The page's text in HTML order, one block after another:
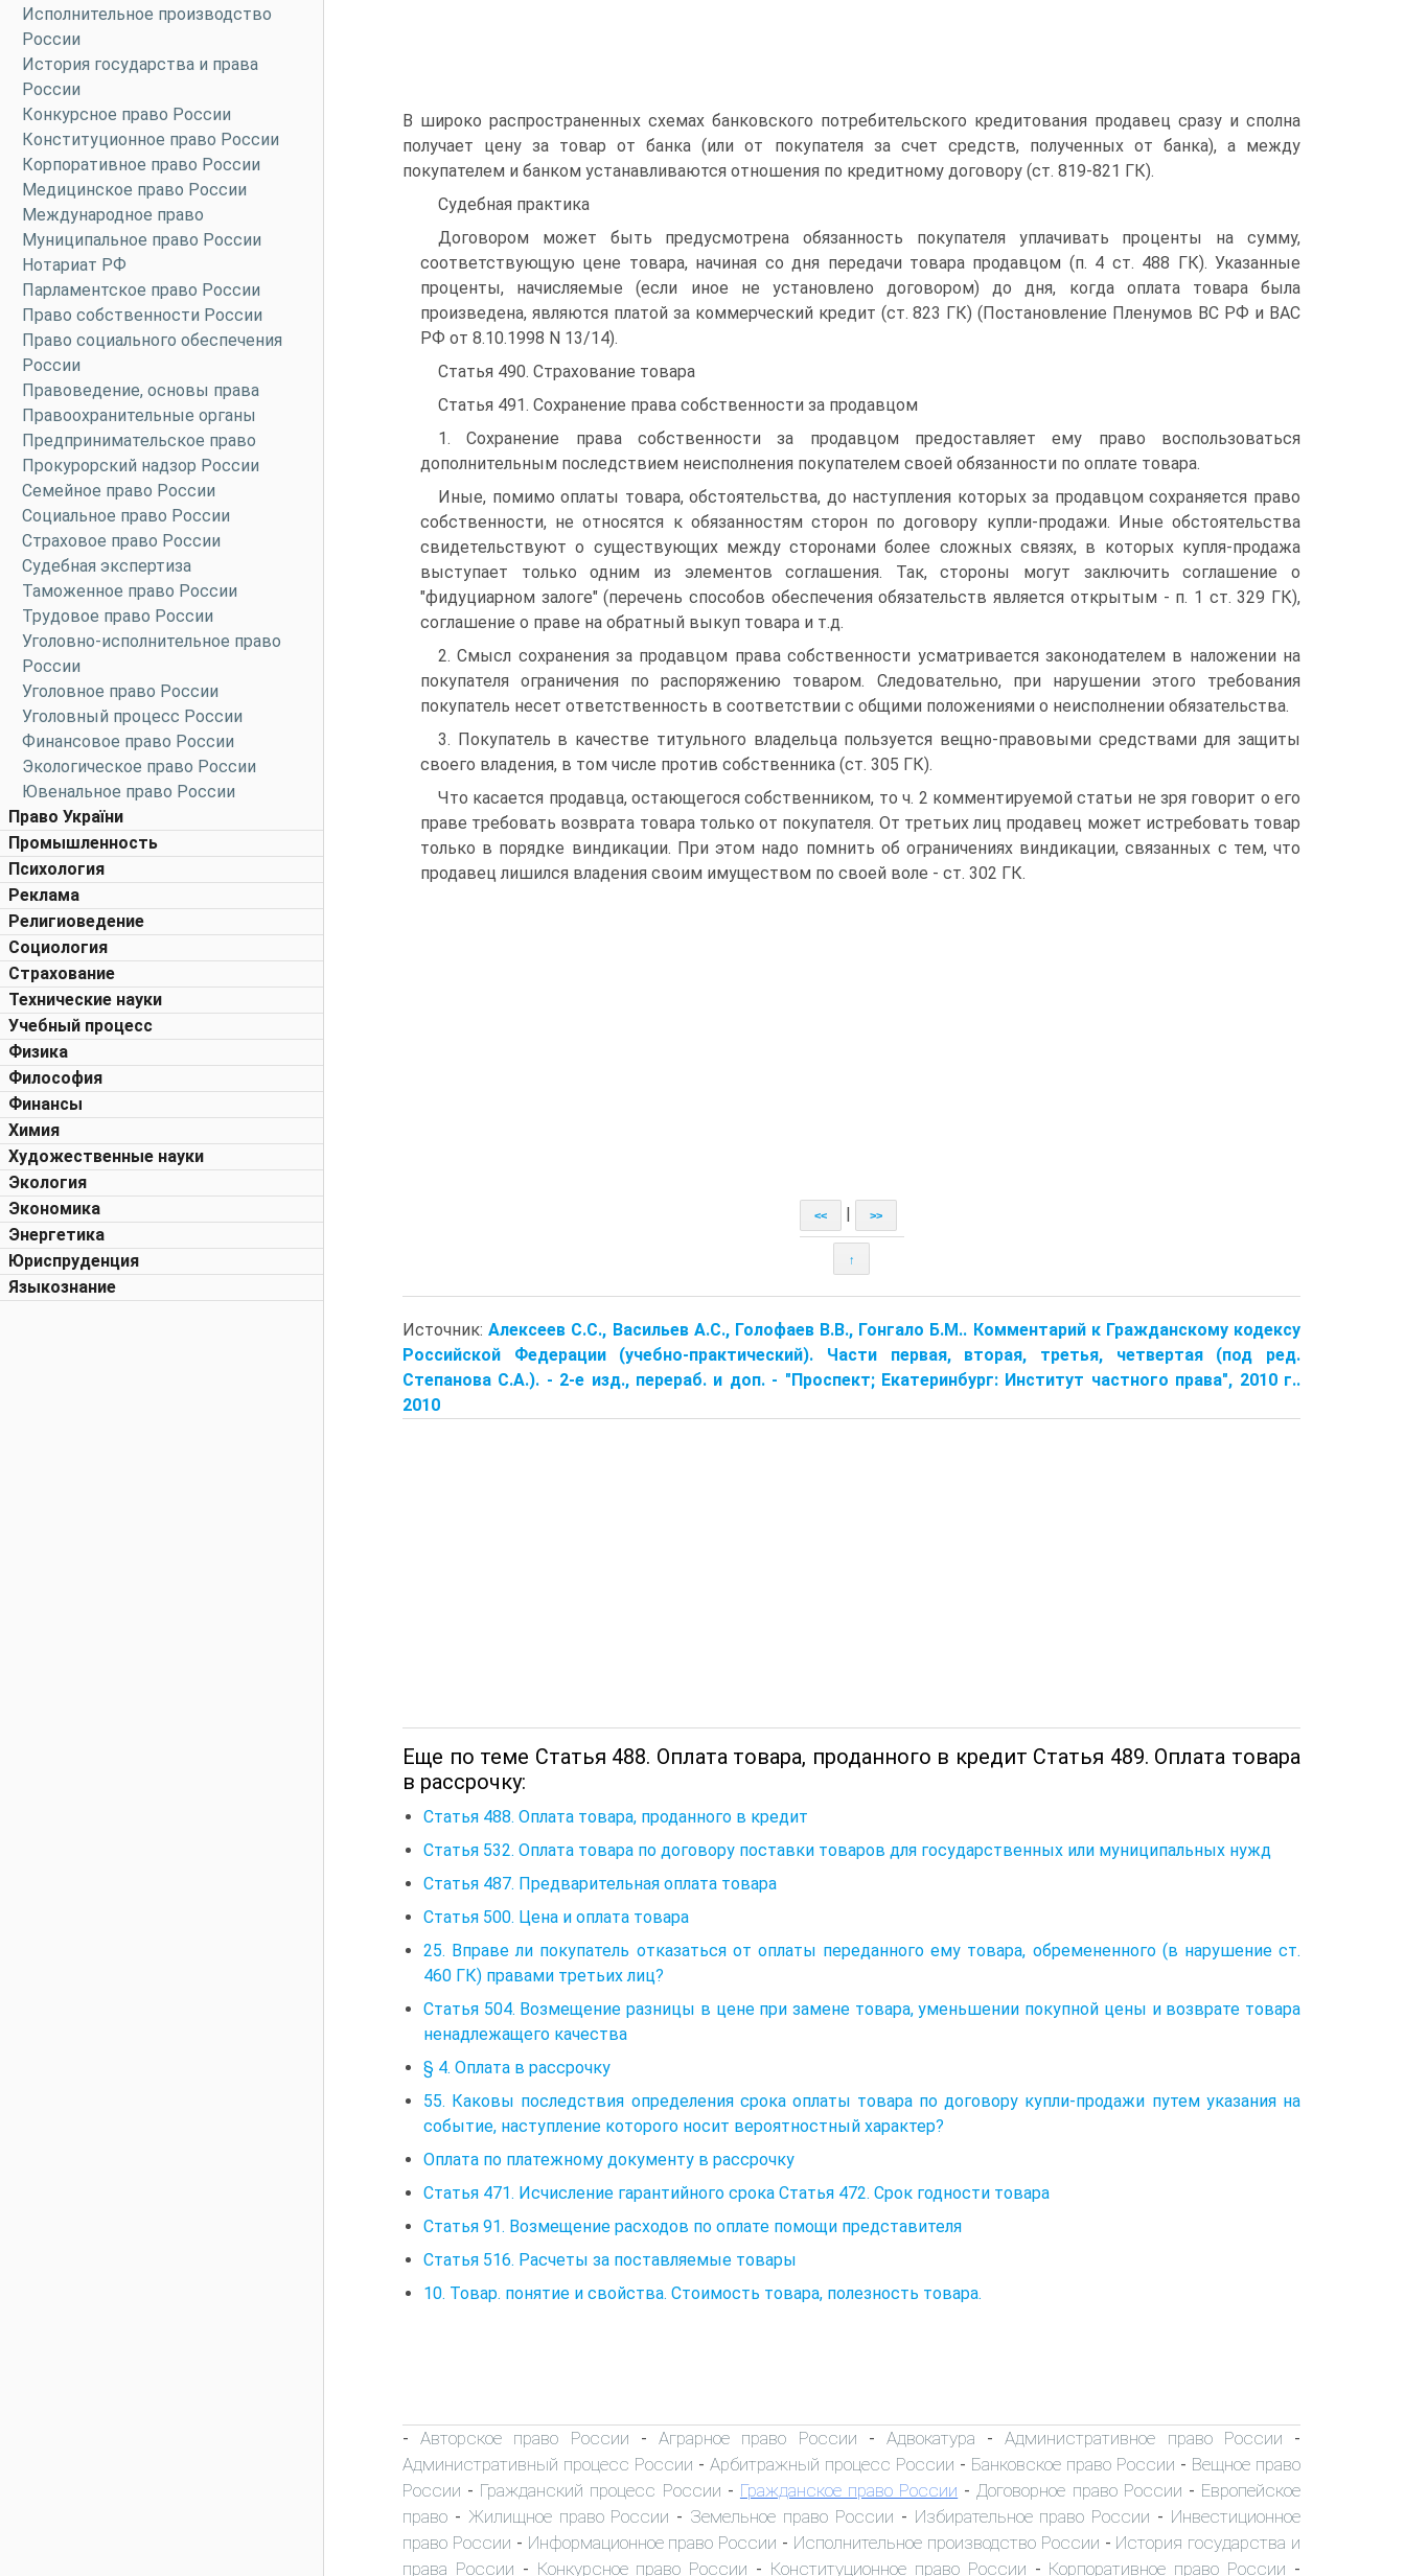
Исполнительное производство
России
История государства и права
России
Конкурсное право России
Конституционное право России
Корпоративное право России
Медицинское право России
Международное право
Муниципальное право России
Нотариат РФ
Парламентское право России
Право собственности России
Право социального обеспечения
России
Правоведение, основы права
Правоохранительные органы
Предпринимательское право
Прокурорский надзор России
Семейное право России
Социальное право России
Страховое право России
Судебная экспертиза
Таможенное право России
Трудовое право России
Уголовно-исполнительное право
России
Уголовное право России
Уголовный процесс России
Финансовое право России
Экологическое право России
Ювенальное право России
Право України
Промышленность
Психология
Реклама
Религиоведение
Социология
Страхование
Технические науки
Учебный процесс
Физика
Философия
Финансы
Химия
Художественные науки
Экология
Экономика
Энергетика
Юриспруденция
Языкознание
В широко распространенных схемах банковского потребительского кредитования продавец сразу и сполна
получает цену за товар от банка (или от покупателя за счет средств, полученных от банка), а между
покупателем и банком устанавливаются отношения по кредитному договору (ст. 819-821 ГК).
Судебная практика
Договором может быть предусмотрена обязанность покупателя уплачивать проценты на сумму,
соответствующую цене товара, начиная со дня передачи товара продавцом (п. 4 ст. 488 ГК). Указанные
проценты, начисляемые (если иное не установлено договором) до дня, когда оплата товара была
произведена, являются платой за коммерческий кредит (ст. 823 ГК) (Постановление Пленумов ВС РФ и ВАС
РФ от 8.10.1998 N 13/14).
Статья 490. Страхование товара
Статья 491. Сохранение права собственности за продавцом
1. Сохранение права собственности за продавцом предоставляет ему право воспользоваться
дополнительным последствием неисполнения покупателем своей обязанности по оплате товара.
Иные, помимо оплаты товара, обстоятельства, до наступления которых за продавцом сохраняется право
собственности, не относятся к обязанностям сторон по договору купли-продажи. Иные обстоятельства
свидетельствуют о существующих между сторонами более сложных связях, в которых купля-продажа
выступает только одним из элементов соглашения. Так, стороны могут заключить соглашение о
"фидуциарном залоге" (перечень способов обеспечения обязательств является открытым - п. 1 ст. 329 ГК),
соглашение о праве на обратный выкуп товара и т.д.
2. Смысл сохранения за продавцом права собственности усматривается законодателем в наложении на
покупателя ограничения по распоряжению товаром. Следовательно, при нарушении этого требования
покупатель несет ответственность в соответствии с общими положениями о неисполнении обязательства.
3. Покупатель в качестве титульного владельца пользуется вещно-правовыми средствами для защиты
своего владения, в том числе против собственника (ст. 305 ГК).
Что касается продавца, остающегося собственником, то ч. 2 комментируемой статьи не зря говорит о его
праве требовать возврата товара только от покупателя. От третьих лиц продавец может истребовать товар
только в порядке виндикации. При этом надо помнить об ограничениях виндикации, связанных с тем, что
продавец лишился владения своим имуществом по своей воле - ст. 302 ГК.
<< >>
↑
Источник:Алексеев С.С., Васильев А.С., Голофаев В.В., Гонгало Б.М.. Комментарий к Гражданскому кодексу
Российской Федерации (учебно-практический). Части первая, вторая, третья, четвертая (под ред.
Степанова С.А.). - 2-е изд., перераб. и доп. - "Проспект; Екатеринбург: Институт частного права", 2010 г..
2010
Еще по теме Статья 488. Оплата товара, проданного в кредит Статья 489. Оплата товара
в рассрочку:
Статья 488. Оплата товара, проданного в кредит
Статья 532. Оплата товара по договору поставки товаров для государственных или муниципальных нужд
Статья 487. Предварительная оплата товара
Статья 500. Цена и оплата товара
25. Вправе ли покупатель отказаться от оплаты переданного ему товара, обремененного (в нарушение ст.
460 ГК) правами третьих лиц?
Статья 504. Возмещение разницы в цене при замене товара, уменьшении покупной цены и возврате товара
ненадлежащего качества
§ 4. Оплата в рассрочку
55. Каковы последствия определения срока оплаты товара по договору купли-продажи путем указания на
событие, наступление которого носит вероятностный характер?
Оплата по платежному документу в рассрочку
Статья 471. Исчисление гарантийного срока Статья 472. Срок годности товара
Статья 91. Возмещение расходов по оплате помощи представителя
Статья 516. Расчеты за поставляемые товары
10. Товар. понятие и свойства. Стоимость товара, полезность товара.
-Авторское право России -Аграрное право России - Адвокатура -Административное право России -
Административный процесс России - Арбитражный процесс России - Банковское право России - Вещное право
России - Гражданский процесс России - Гражданское право России - Договорное право России - Европейское
право - Жилищное право России - Земельное право России - Избирательное право России - Инвестиционное
право России - Информационное право России - Исполнительное производство России - История государства и
права России - Конкурсное право России - Конституционное право России - Корпоративное право России -